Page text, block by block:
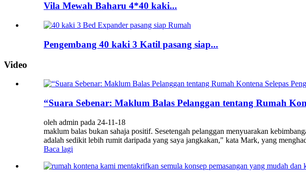
Vila Mewah Baharu 4*40 kaki...
Pengembang 40 kaki 3 Katil pasang siap...
Video
“Suara Sebenar: Maklum Balas Pelanggan tentang Rumah
oleh admin pada 24-11-18
maklum balas bukan sahaja positif. Sesetengah pelanggan menyuarakan
adalah sedikit lebih rumit daripada yang saya jangkakan," kata Mark, yang
Baca lagi